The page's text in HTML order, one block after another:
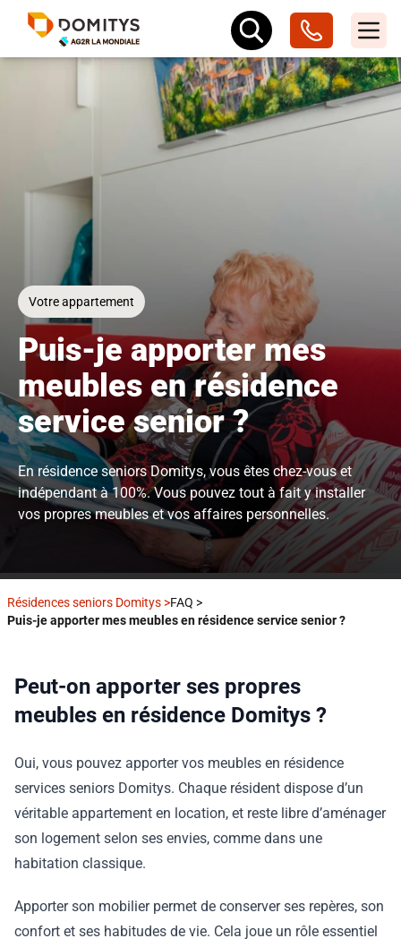
Votre appartement
Puis-je apporter mes
meubles en résidence
service senior ?
En résidence seniors Domitys, vous êtes chez-vous et
indépendant à 100%. Vous pouvez tout à fait y installer
vos propres meubles et vos affaires personnelles.
Résidences seniors Domitys >FAQ >
Puis-je apporter mes meubles en résidence service senior ?
Peut-on apporter ses propres
meubles en résidence Domitys ?
Oui, vous pouvez apporter vos meubles en résidence
services seniors Domitys. Chaque résident dispose d’un
véritable appartement en location, et reste libre d’aménager
son logement selon ses envies, comme dans une
habitation classique.
Apporter son mobilier permet de conserver ses repères, son
confort et ses habitudes de vie. Cela joue un rôle essentiel